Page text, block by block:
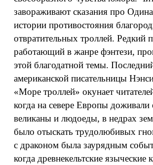
завораживают сказания про
истории противостояния
отвратительных троллей. Редкий
работающий в жанре фэнтези,
этой благодатной темы.
американской писательницы
«Море троллей» окунает
когда на севере Европы доживали
великаны и людоеды, в недрах
было отыскать трудолюбивых
с драконом была заурядным
когда древнекельтские языческие